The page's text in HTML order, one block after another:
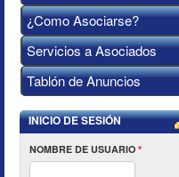
¿Como Asociarse?
Servicios a Asociados
Tablón de Anuncios
INICIO DE SESIÓN
NOMBRE DE USUARIO *